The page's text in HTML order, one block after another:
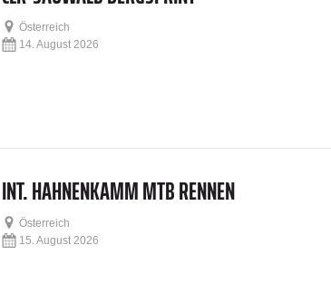
Österreich
14. August 2026
INT. HAHNENKAMM MTB RENNEN
Österreich
15. August 2026